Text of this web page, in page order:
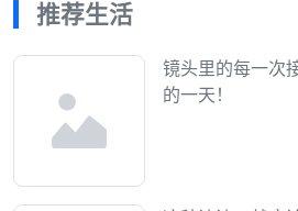
推荐生活
镜头里的每一次
的一天！